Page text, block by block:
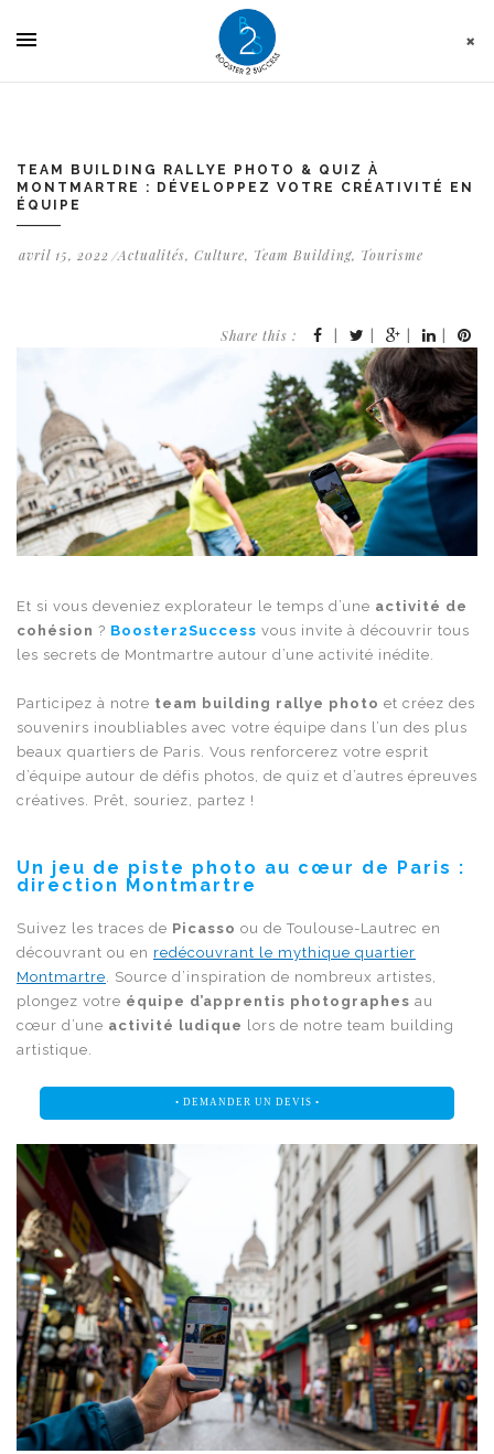
TEAM BUILDING RALLYE PHOTO & QUIZ À
MONTMARTRE : DÉVELOPPEZ VOTRE CRÉATIVITÉ EN
ÉQUIPE
avril 15, 2022 Actualités, Culture, Team Building, Tourisme
Share this :
Et si vous deveniez explorateur le temps d’une activité de
cohésion ? Booster2Success vous invite à découvrir tous
les secrets de Montmartre autour d’une activité inédite.
Participez à notre team building rallye photo et créez des
souvenirs inoubliables avec votre équipe dans l’un des plus
beaux quartiers de Paris. Vous renforcerez votre esprit
d’équipe autour de défis photos, de quiz et d’autres épreuves
créatives. Prêt, souriez, partez !
Un jeu de piste photo au cœur de Paris :
direction Montmartre
Suivez les traces de Picasso ou de Toulouse-Lautrec en
découvrant ou en redécouvrant le mythique quartier
Montmartre . Source d’inspiration de nombreux artistes,
plongez votre équipe d’apprentis photographes au
cœur d’une activité ludique lors de notre team building
artistique.
• DEMANDER UN DEVIS •
Panneau de gestion des cookies